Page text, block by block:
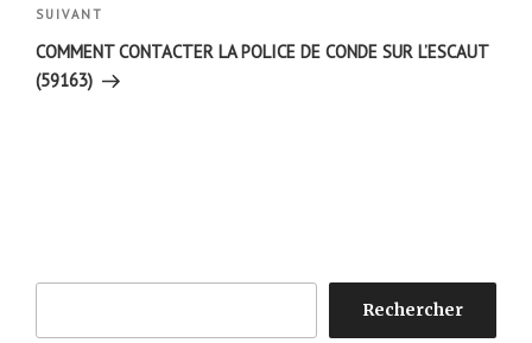
Article
suivant
SUIVANT
COMMENT CONTACTER LA POLICE DE CONDE SUR L’ESCAUT
(59163)
Rechercher